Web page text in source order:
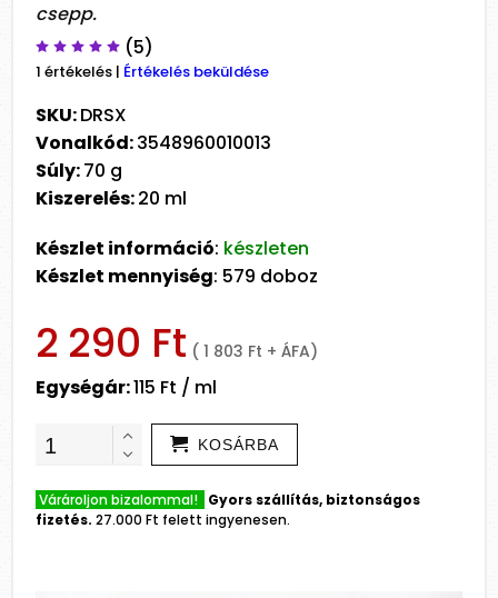
csepp.
(5)
1 értékelés | Értékelés beküldése
SKU:DRSX
Vonalkód:3548960010013
Súly:70 g
Kiszerelés:20 ml
Készlet információ: készleten
Készlet mennyiség: 579 doboz
2 290 Ft ( 1 803 Ft + ÁFA)
Egységár:115 Ft / ml
KOSÁRBA
Várároljon bizalommal! Gyors szállítás, biztonságos
fizetés. 27.000 Ft felett ingyenesen.